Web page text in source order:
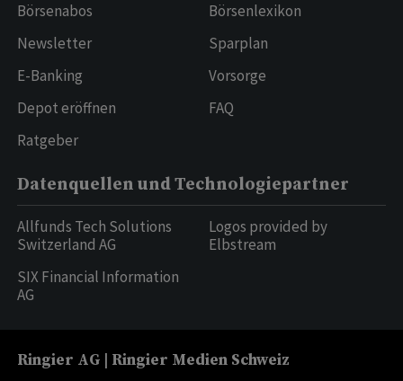
Börsenabos
Newsletter
E-Banking
Depot eröffnen
Ratgeber
Börsenlexikon
Sparplan
Vorsorge
FAQ
Datenquellen und Technologiepartner
Allfunds Tech Solutions
Switzerland AG
SIX Financial Information
AG
Logos provided by
Elbstream
Ringier AG | Ringier Medien Schweiz